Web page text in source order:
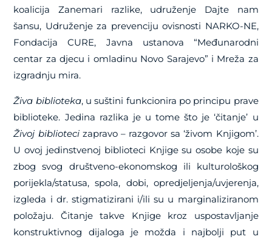
koalicija Zanemari razlike, udruženje Dajte nam
šansu, Udruženje za prevenciju ovisnosti NARKO-NE,
Fondacija CURE, Javna ustanova “Međunarodni
centar za djecu i omladinu Novo Sarajevo” i Mreža za
izgradnju mira.
Živa biblioteka, u suštini funkcionira po principu prave
biblioteke. Jedina razlika je u tome što je ‘čitanje’ u
Živoj bibliotecizapravo – razgovor sa ‘živom Knjigom’.
U ovoj jedinstvenoj biblioteci Knjige su osobe koje su
zbog svog društveno-ekonomskog ili kulturološkog
porijekla/statusa, spola, dobi, opredjeljenja/uvjerenja,
izgleda i dr. stigmatizirani i/ili su u marginaliziranom
položaju.
Čitanje takve Knjige kroz uspostavljanje
konstruktivnog dijaloga je možda i najbolji put u